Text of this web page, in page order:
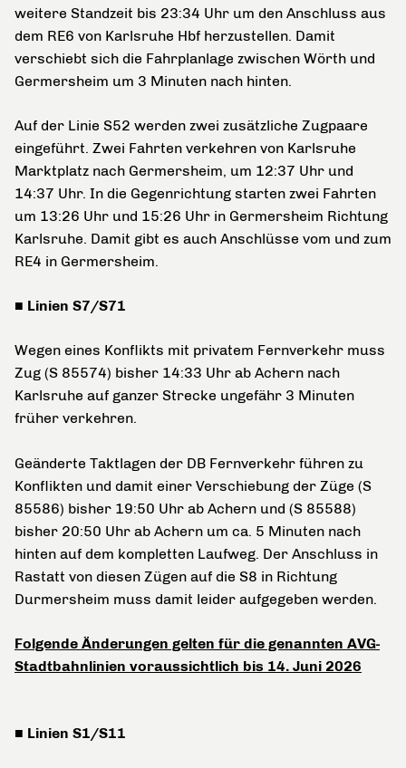
weitere Standzeit bis 23:34 Uhr um den Anschluss aus
dem RE6 von Karlsruhe Hbf herzustellen. Damit
verschiebt sich die Fahrplanlage zwischen Wörth und
Germersheim um 3 Minuten nach hinten.
Auf der Linie S52 werden zwei zusätzliche Zugpaare
eingeführt. Zwei Fahrten verkehren von Karlsruhe
Marktplatz nach Germersheim, um 12:37 Uhr und
14:37 Uhr. In die Gegenrichtung starten zwei Fahrten
um 13:26 Uhr und 15:26 Uhr in Germersheim Richtung
Karlsruhe. Damit gibt es auch Anschlüsse vom und zum
RE4 in Germersheim.
■ Linien S7/S71
Wegen eines Konflikts mit privatem Fernverkehr muss
Zug (S 85574) bisher 14:33 Uhr ab Achern nach
Karlsruhe auf ganzer Strecke ungefähr 3 Minuten
früher verkehren.
Geänderte Taktlagen der DB Fernverkehr führen zu
Konflikten und damit einer Verschiebung der Züge (S
85586) bisher 19:50 Uhr ab Achern und (S 85588)
bisher 20:50 Uhr ab Achern um ca. 5 Minuten nach
hinten auf dem kompletten Laufweg. Der Anschluss in
Rastatt von diesen Zügen auf die S8 in Richtung
Durmersheim muss damit leider aufgegeben werden.
Folgende Änderungen gelten für die genannten AVG-
Stadtbahnlinien voraussichtlich bis 14. Juni 2026
■ Linien S1/S11